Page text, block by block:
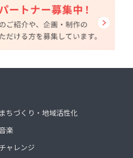
まちづくり・地域活性化
音楽
チャレンジ